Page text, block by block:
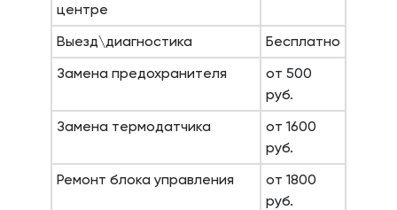
центре
Выезд\диагностика
Бесплатно
Замена предохранителя
от 500
руб.
Замена термодатчика
от 1600
руб.
Ремонт блока управления
от 1800
руб.